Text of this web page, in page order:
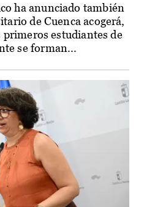
ha anunciado también
de Cuenca acogerá,
primeros estudiantes de
se forman...